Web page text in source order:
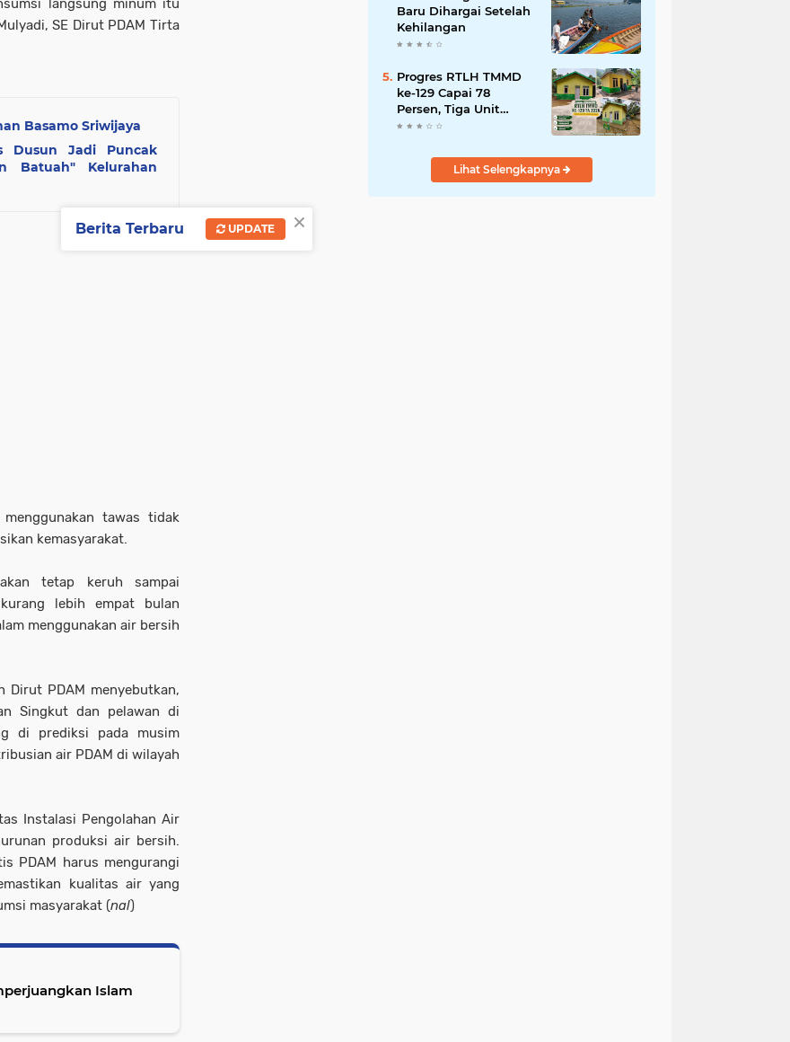
langsung minum itu
SE Dirut PDAM Tirta
Basamo Sriwijaya
Dusun Jadi Puncak
Batuah" Kelurahan
tawas tidak
kemasyarakat.
tetap keruh sampai
lebih empat bulan
menggunakan air bersih
Dirut PDAM menyebutkan,
Singkut dan pelawan di
di prediksi pada musim
air PDAM di wilayah
Instalasi Pengolahan Air
produksi air bersih.
PDAM harus mengurangi
kualitas air yang
masyarakat (nal)
Islam
Baru Dihargai Setelah
Kehilangan
Progres RTLH TMMD
ke-129 Capai 78
Persen, Tiga Unit
Rumah Bantuan Mulai
Lihat Selengkapnya
×
Berita Terbaru UPDATE